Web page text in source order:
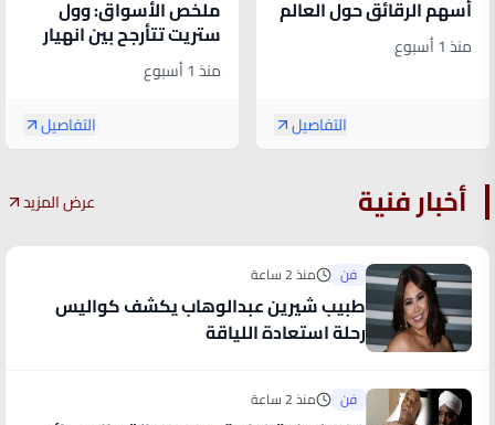
أسهم الرقائق حول العالم
.. والصين تربك عمالقة
القطاع
منذ 1 أسبوع
التفاصيل
ملخص الأسواق: وول
ستريت تتأرجح بين انهيار
النفط وضغوط الرقائق
والفيدرالي
منذ 1 أسبوع
التفاصيل
أخبار فنية عرض المزيد
فن منذ 2 ساعة
طبيب شيرين عبدالوهاب يكشف كواليس
رحلة استعادة اللياقة
فن منذ 2 ساعة